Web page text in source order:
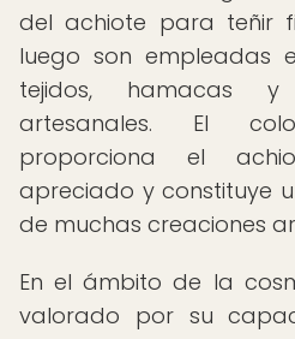
del achiote para teñir
luego son empleadas
tejidos, hamacas
artesanales. El
proporciona el
apreciado y constituye
de muchas creaciones
En el ámbito de la
valorado por su